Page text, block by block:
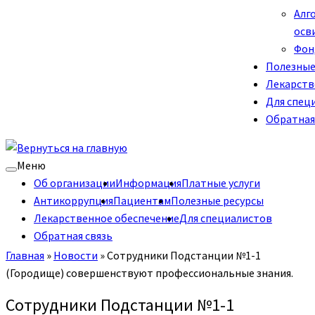
Для
Меню
Об организацииИнформацияПлатные услуги
АнтикоррупцияПациентамПолезные ресурсы
Лекарственное обеспечениеДля специалистов
Обратная связь
Главная » Новости »Сотрудники Подстанции №1-1
(Городище) совершенствуют профессиональные знания.
Сотрудники Подстанции №1-1